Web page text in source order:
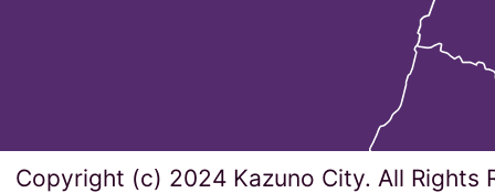
Copyright (c) 2024 Kazuno City. All Rights